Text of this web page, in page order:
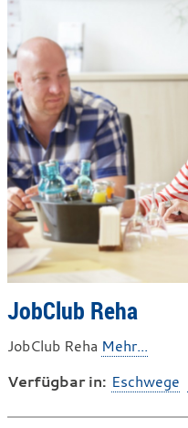
JobClub Reha
JobClub Reha Mehr...
Verfügbar in: Eschwege